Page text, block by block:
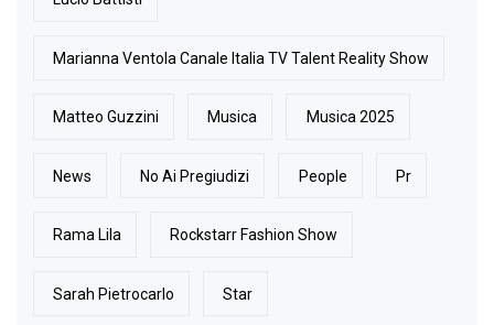
Marianna Ventola Canale Italia TV Talent Reality Show
Matteo Guzzini Musica Musica 2025
News No Ai Pregiudizi People Pr
Rama Lila Rockstarr Fashion Show
Sarah Pietrocarlo Star